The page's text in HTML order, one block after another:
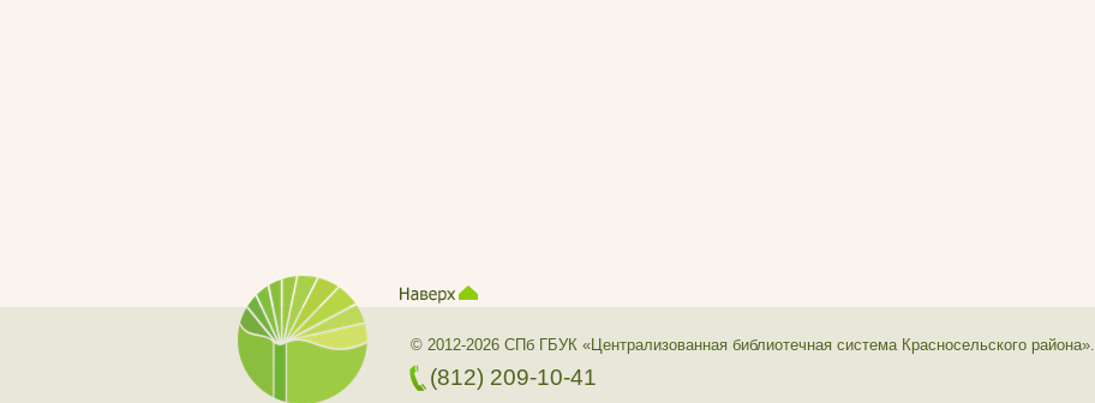
© 2012-2026 СПб ГБУК «Централизованная библиотечная система Красносельского района».
(812) 209-10-41